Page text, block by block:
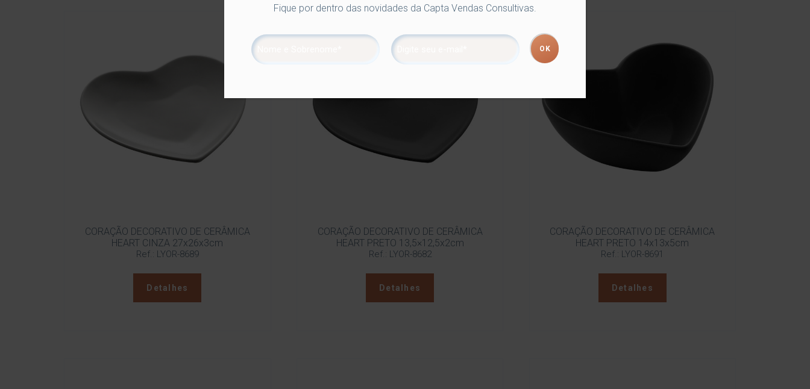
CORAÇÃO DECORATIVO DE CERÂMICA
HEART CINZA 27x26x3cm
Ref.: LYOR-8689
Detalhes
CORAÇÃO DECORATIVO DE CERÂMICA
HEART PRETO 13,5×12,5x2cm
Ref.: LYOR-8682
Detalhes
CORAÇÃO DECORATIVO DE CERÂMICA
HEART PRETO 14x13x5cm
Ref.: LYOR-8691
Detalhes
Fique por dentro das novidades da Capta Vendas Consultivas.